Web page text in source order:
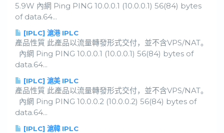
5.9W 內網 Ping PING 10.0.0.1 (10.0.0.1) 56(84) bytes
of data.64...
[IPLC] 滬港 IPLC
產品性質 此產品以流量轉發形式交付，並不含VPS/NAT。
內網 Ping PING 10.0.0.1 (10.0.0.1) 56(84) bytes of
data.64...
[IPLC] 滬美 IPLC
產品性質 此產品以流量轉發形式交付，並不含VPS/NAT。
內網 Ping PING 10.0.0.2 (10.0.0.2) 56(84) bytes of
data.64...
[IPLC] 滬韓 IPLC